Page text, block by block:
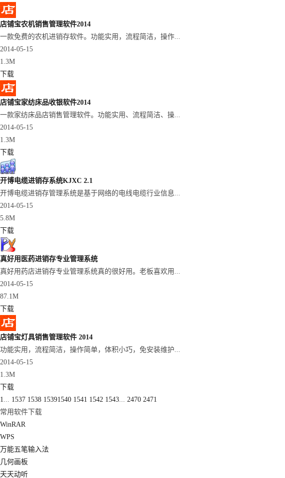
店铺宝农机销售管理软件2014
一款免费的农机进销存软件。功能实用，流程简洁，操作...
2014-05-15
1.3M
下载
店铺宝家纺床品收银软件2014
一款家纺床品店销售管理软件。功能实用、流程简洁、操...
2014-05-15
1.3M
下载
开博电缆进销存系统KJXC 2.1
开博电缆进销存管理系统是基于网络的电线电缆行业信息...
2014-05-15
5.8M
下载
真好用医药进销存专业管理系统
真好用药店进销存专业管理系统真的很好用。老板喜欢用...
2014-05-15
87.1M
下载
店铺宝灯具销售管理软件 2014
功能实用，流程简洁，操作简单，体积小巧，免安装维护...
2014-05-15
1.3M
下载
1... 1537 1538 15391540 1541 1542 1543... 2470 2471
常用软件下载
WinRAR
WPS
万能五笔输入法
几何画板
天天动听